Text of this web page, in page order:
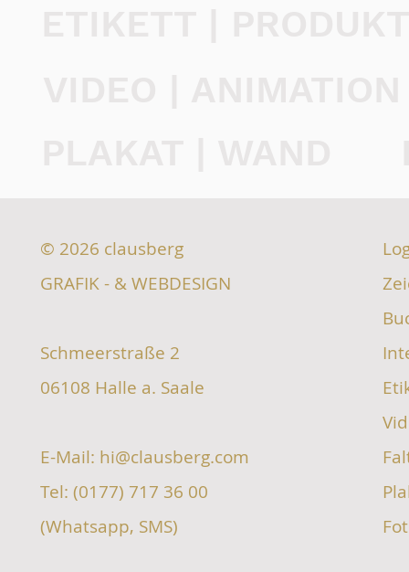
© 2026 clausberg
GRAFIK - & WEBDESIGN
Schmeerstraße 2
06108 Halle a. Saale
E-Mail: hi@clausberg.com
Tel: (0177) 717 36 00
(Whatsapp, SMS)